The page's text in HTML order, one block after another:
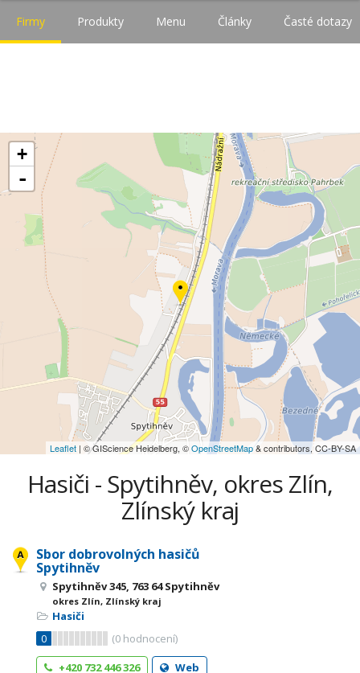
Firmy Produkty Menu Články Časté dotazy
+
-
Leaflet | © GIScience Heidelberg, ©OpenStreetMap& contributors, CC-BY-SA
Hasiči - Spytihněv, okres Zlín,
Zlínský kraj
Sbor dobrovolných hasičů
Spytihněv
Spytihněv 345, 763 64 Spytihněv
okres Zlín, Zlínský kraj
Hasiči
0
(0 hodnocení)
+420 732 446 326
Web